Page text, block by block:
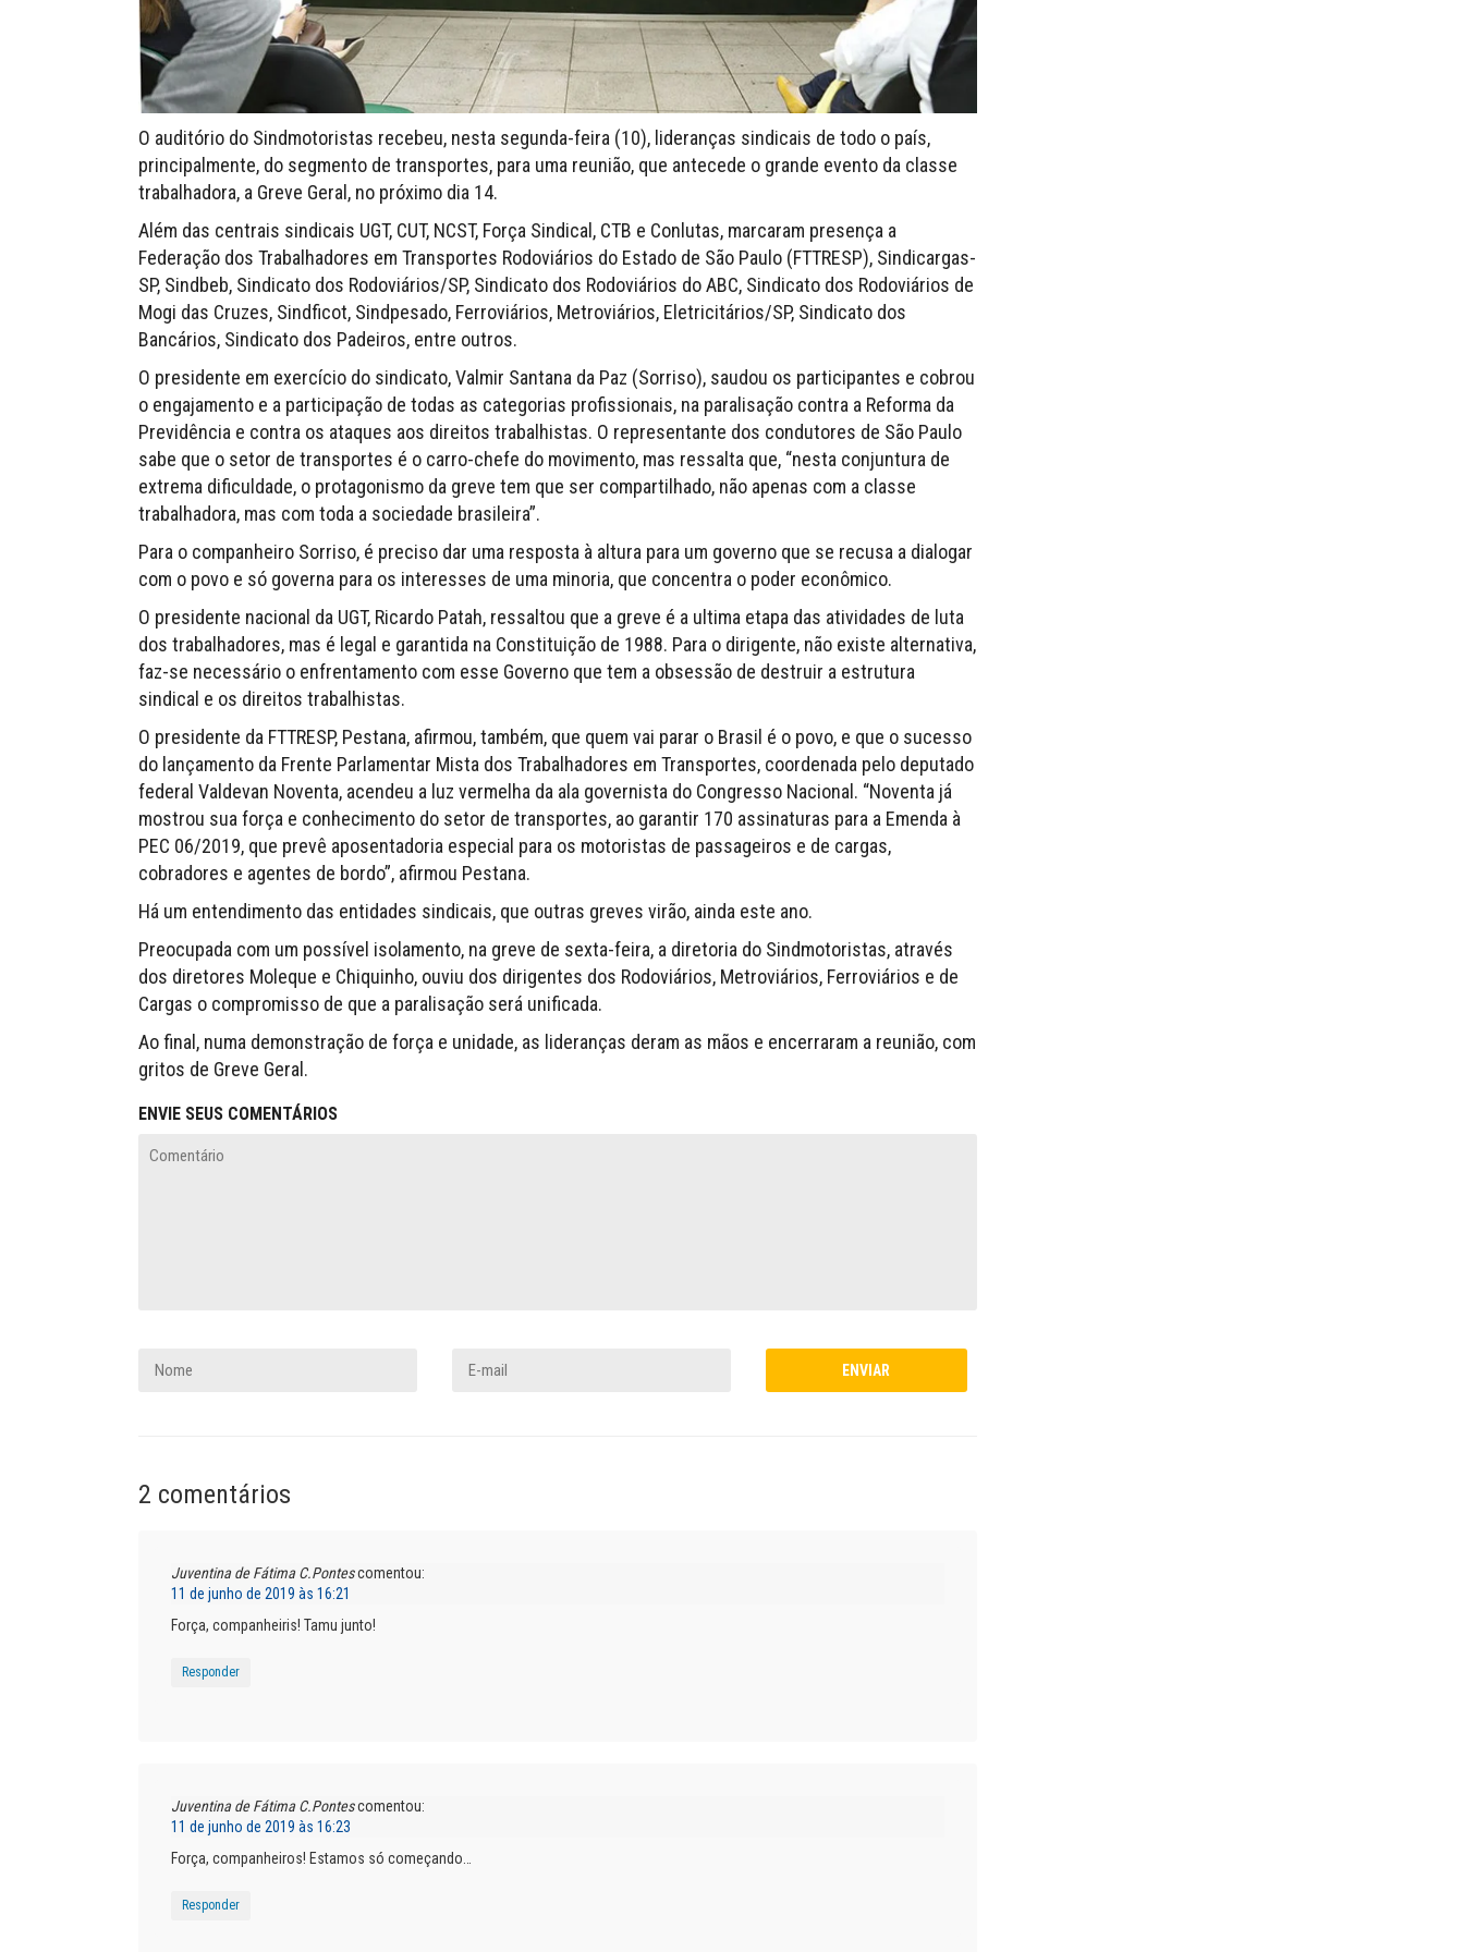
O auditório do Sindmotoristas recebeu, nesta segunda-feira (10), lideranças sindicais de todo o país,
principalmente, do segmento de transportes, para uma reunião, que antecede o grande evento da classe
trabalhadora, a Greve Geral, no próximo dia 14.
Além das centrais sindicais UGT, CUT, NCST, Força Sindical, CTB e Conlutas, marcaram presença a
Federação dos Trabalhadores em Transportes Rodoviários do Estado de São Paulo (FTTRESP), Sindicargas-
SP, Sindbeb, Sindicato dos Rodoviários/SP, Sindicato dos Rodoviários do ABC, Sindicato dos Rodoviários de
Mogi das Cruzes, Sindficot, Sindpesado, Ferroviários, Metroviários, Eletricitários/SP, Sindicato dos
Bancários, Sindicato dos Padeiros, entre outros.
O presidente em exercício do sindicato, Valmir Santana da Paz (Sorriso), saudou os participantes e cobrou
o engajamento e a participação de todas as categorias profissionais, na paralisação contra a Reforma da
Previdência e contra os ataques aos direitos trabalhistas. O representante dos condutores de São Paulo
sabe que o setor de transportes é o carro-chefe do movimento, mas ressalta que, “nesta conjuntura de
extrema dificuldade, o protagonismo da greve tem que ser compartilhado, não apenas com a classe
trabalhadora, mas com toda a sociedade brasileira”.
Para o companheiro Sorriso, é preciso dar uma resposta à altura para um governo que se recusa a dialogar
com o povo e só governa para os interesses de uma minoria, que concentra o poder econômico.
O presidente nacional da UGT, Ricardo Patah, ressaltou que a greve é a ultima etapa das atividades de luta
dos trabalhadores, mas é legal e garantida na Constituição de 1988. Para o dirigente, não existe alternativa,
faz-se necessário o enfrentamento com esse Governo que tem a obsessão de destruir a estrutura
sindical e os direitos trabalhistas.
O presidente da FTTRESP, Pestana, afirmou, também, que quem vai parar o Brasil é o povo, e que o sucesso
do lançamento da Frente Parlamentar Mista dos Trabalhadores em Transportes, coordenada pelo deputado
federal Valdevan Noventa, acendeu a luz vermelha da ala governista do Congresso Nacional. “Noventa já
mostrou sua força e conhecimento do setor de transportes, ao garantir 170 assinaturas para a Emenda à
PEC 06/2019, que prevê aposentadoria especial para os motoristas de passageiros e de cargas,
cobradores e agentes de bordo”, afirmou Pestana.
Há um entendimento das entidades sindicais, que outras greves virão, ainda este ano.
Preocupada com um possível isolamento, na greve de sexta-feira, a diretoria do Sindmotoristas, através
dos diretores Moleque e Chiquinho, ouviu dos dirigentes dos Rodoviários, Metroviários, Ferroviários e de
Cargas o compromisso de que a paralisação será unificada.
Ao final, numa demonstração de força e unidade, as lideranças deram as mãos e encerraram a reunião, com
gritos de Greve Geral.
ENVIE SEUS COMENTÁRIOS
2 comentários
Juventina de Fátima C.Pontescomentou:
11 de junho de 2019 às 16:21
Força, companheiris! Tamu junto!
Responder
Juventina de Fátima C.Pontescomentou:
11 de junho de 2019 às 16:23
Força, companheiros! Estamos só começando…
Responder